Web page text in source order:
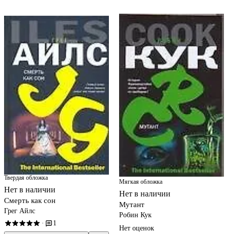
Твердая обложка
Нет в наличии
Смерть как сон
Грег Айлс
· 1
Мягкая обложка
Нет в наличии
Мутант
Робин Кук
Нет оценок